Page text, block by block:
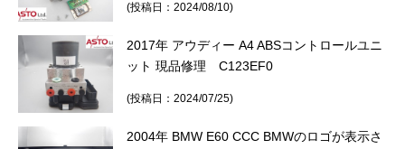
(投稿日：2024/08/10)
2017年 アウディー A4 ABSコントロールユニ
ット 現品修理 C123EF0
(投稿日：2024/07/25)
2004年 BMW E60 CCC BMWのロゴが表示さ